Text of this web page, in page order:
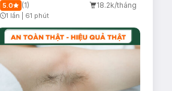
5.0 (1) 18.2k/tháng
1 lần 61 phút